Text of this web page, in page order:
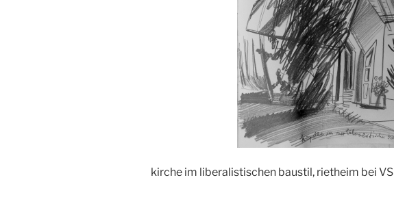
kirche im liberalistischen baustil, rietheim bei VS